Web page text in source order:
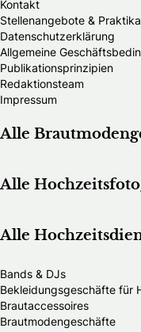
Kontakt
Stellenangebote & Praktika
Datenschutzerklärung
Allgemeine
Publikationsprinzipien
Redaktionsteam
Impressum
Alle
Alle
Alle
Bands & DJs
Bekleidungsgeschäfte für
Brautaccessoires
Brautmodengeschäfte